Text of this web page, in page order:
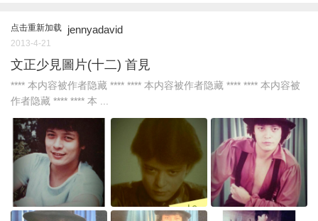
点击重新加载 jennyadavid
2013-4-21
文正少見圖片(十二) 首見
**** 本内容被作者隐藏 **** **** 本内容被作者隐藏 **** **** 本内容被
作者隐藏 **** **** 本 ...